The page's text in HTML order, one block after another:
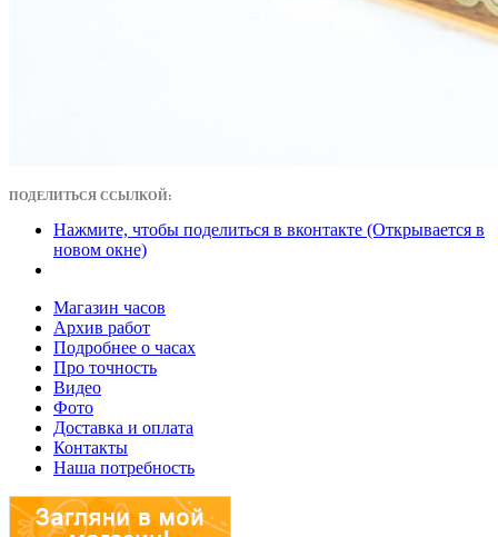
ПОДЕЛИТЬСЯ ССЫЛКОЙ:
Нажмите, чтобы поделиться в вконтакте (Открывается в
новом окне)
Магазин часов
Архив работ
Подробнее о часах
Про точность
Видео
Фото
Доставка и оплата
Контакты
Наша потребность